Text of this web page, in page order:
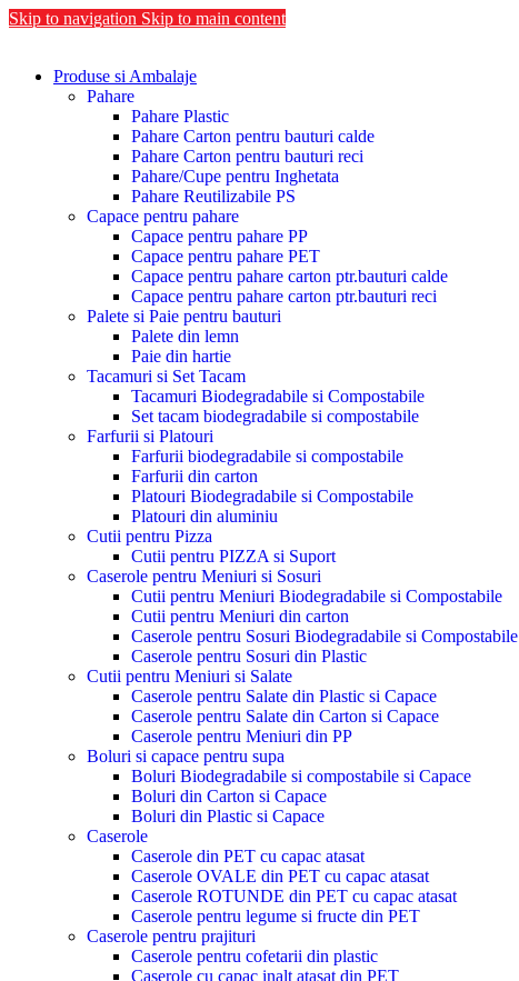
Skip to navigation Skip to main content
Produse si Ambalaje
Pahare
Pahare Plastic
Pahare Carton pentru bauturi calde
Pahare Carton pentru bauturi reci
Pahare/Cupe pentru Inghetata
Pahare Reutilizabile PS
Capace pentru pahare
Capace pentru pahare PP
Capace pentru pahare PET
Capace pentru pahare carton ptr.bauturi calde
Capace pentru pahare carton ptr.bauturi reci
Palete si Paie pentru bauturi
Palete din lemn
Paie din hartie
Tacamuri si Set Tacam
Tacamuri Biodegradabile si Compostabile
Set tacam biodegradabile si compostabile
Farfurii si Platouri
Farfurii biodegradabile si compostabile
Farfurii din carton
Platouri Biodegradabile si Compostabile
Platouri din aluminiu
Cutii pentru Pizza
Cutii pentru PIZZA si Suport
Caserole pentru Meniuri si Sosuri
Cutii pentru Meniuri Biodegradabile si Compostabile
Cutii pentru Meniuri din carton
Caserole pentru Sosuri Biodegradabile si Compostabile
Caserole pentru Sosuri din Plastic
Cutii pentru Meniuri si Salate
Caserole pentru Salate din Plastic si Capace
Caserole pentru Salate din Carton si Capace
Caserole pentru Meniuri din PP
Boluri si capace pentru supa
Boluri Biodegradabile si compostabile si Capace
Boluri din Carton si Capace
Boluri din Plastic si Capace
Caserole
Caserole din PET cu capac atasat
Caserole OVALE din PET cu capac atasat
Caserole ROTUNDE din PET cu capac atasat
Caserole pentru legume si fructe din PET
Caserole pentru prajituri
Caserole pentru cofetarii din plastic
Caserole cu capac inalt atasat din PET